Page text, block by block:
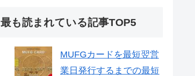
最も読まれている記事TOP5
MUFGカードを最短翌営
業日発行するまでの最短